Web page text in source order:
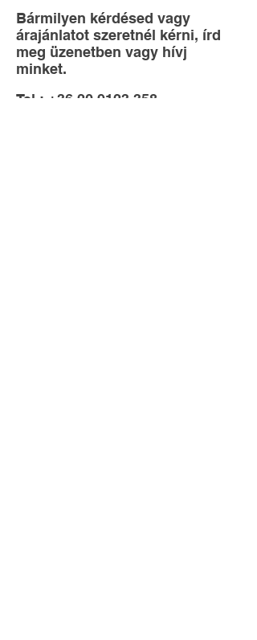
Bármilyen kérdésed vagy
árajánlatot szeretnél kérni, írd
meg üzenetben vagy hívj
minket.
Tel.: +36 20 9123 358